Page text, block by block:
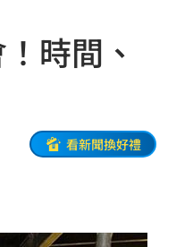
時間、
看新聞換好禮